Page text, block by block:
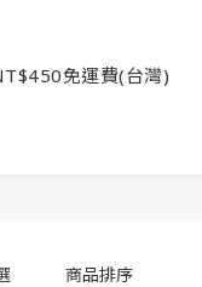
免運費(台灣)
商品排序